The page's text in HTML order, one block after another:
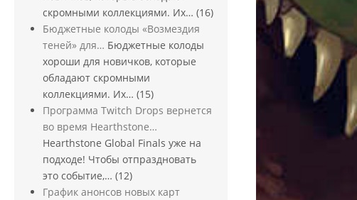
скромными коллекциями. Их… (16)
Бюджетные колоды «Возмездия
теней» для… Бюджетные колоды
хороши для новичков, которые
обладают скромными
коллекциями. Их… (15)
Программа Twitch Drops вернется
во время Hearthstone…
Hearthstone Global Finals уже на
подходе! Чтобы отпраздновать
это событие,… (12)
График анонсов новых карт